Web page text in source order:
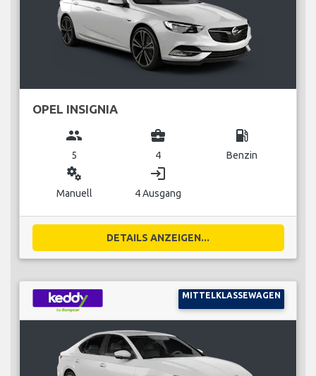
OPEL INSIGNIA
group
5
business_center
4
local_gas_station
Benzin
miscellaneous_services
Manuell
login
4 Ausgang
DETAILS ANZEIGEN...
MITTELKLASSEWAGEN